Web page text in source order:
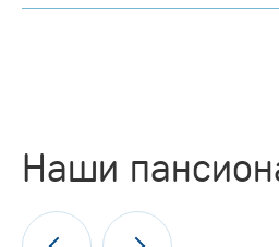
Наши